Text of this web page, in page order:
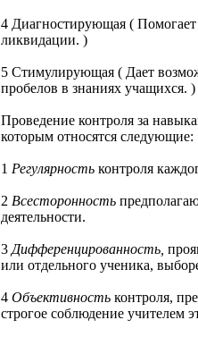
4 Диагностирующая ( Помогает
ликвидации. )
5 Стимулирующая ( Дает
пробелов в знаниях учащихся. )
Проведение контроля за
которым относятся следующие:
1 Регулярность контроля
2 Всесторонность
деятельности.
3 Дифференцированность,
или отдельного ученика,
4 Объективность контроля,
строгое соблюдение учителем